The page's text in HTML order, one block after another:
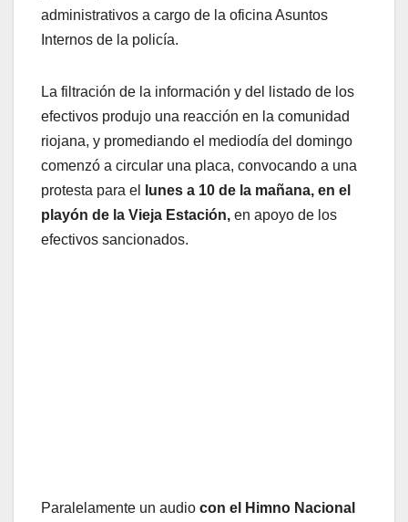
administrativos a cargo de la oficina Asuntos
Internos de la policía.
La filtración de la información y del listado de los
efectivos produjo una reacción en la comunidad
riojana, y promediando el mediodía del domingo
comenzó a circular una placa, convocando a una
protesta para el
lunes a 10 de la mañana, en el
playón de la Vieja Estación, en apoyo de los
efectivos sancionados.
Paralelamente un audio con el Himno Nacional